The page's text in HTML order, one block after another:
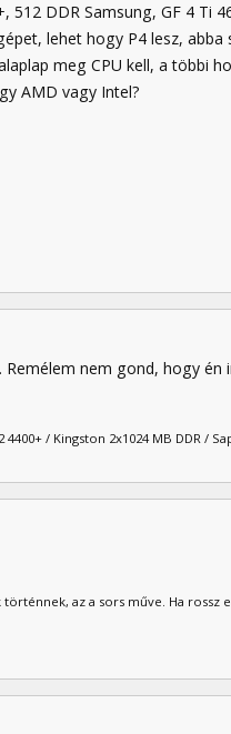
512 DDR Samsung, GF 4 Ti
lehet hogy P4 lesz, abba
meg CPU kell, a többi
AMD vagy Intel?
Remélem nem gond, hogy
4400+ / Kingston 2x1024 MB DDR /
az a sors műve. Ha rossz